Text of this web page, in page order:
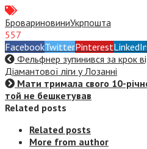
БровариновиниУкрпошта
557
FacebookTwitterPinterestLinkedIn
Фельфнер зупинився за крок
Діамантової ліги у Лозанні
Мати тримала свого 10-
той не бешкетував
Related posts
Related posts
More from author